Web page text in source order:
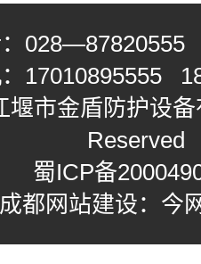
028—87820555
17010895555
堰市金盾防护设
Reserved
蜀ICP备
成都网站建设：今